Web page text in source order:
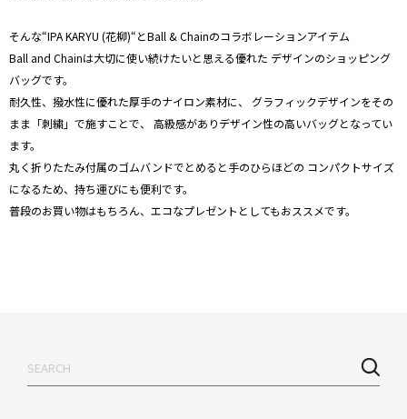
そんな“IPA KARYU (花柳)“とBall & Chainのコラボレーションアイテム
Ball and Chainは大切に使い続けたいと思える優れた デザインのショッピング
バッグです。
耐久性、撥水性に優れた厚手のナイロン素材に、 グラフィックデザインをその
まま「刺繍」で施すことで、 高級感がありデザイン性の高いバッグとなってい
ます。
丸く折りたたみ付属のゴムバンドでとめると手のひらほどの コンパクトサイズ
になるため、持ち運びにも便利です。
普段のお買い物はもちろん、エコなプレゼントとしてもおススメです。